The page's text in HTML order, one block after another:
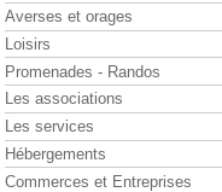
Averses et orages
Loisirs
Promenades - Randos
Les associations
Les services
Hébergements
Commerces et Entreprises